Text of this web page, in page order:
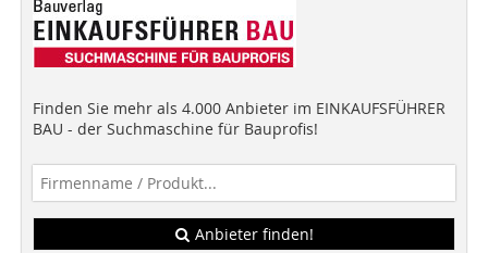
Finden Sie mehr als 4.000 Anbieter im EINKAUFSFÜHRER
BAU - der Suchmaschine für Bauprofis!
Anbieter finden!